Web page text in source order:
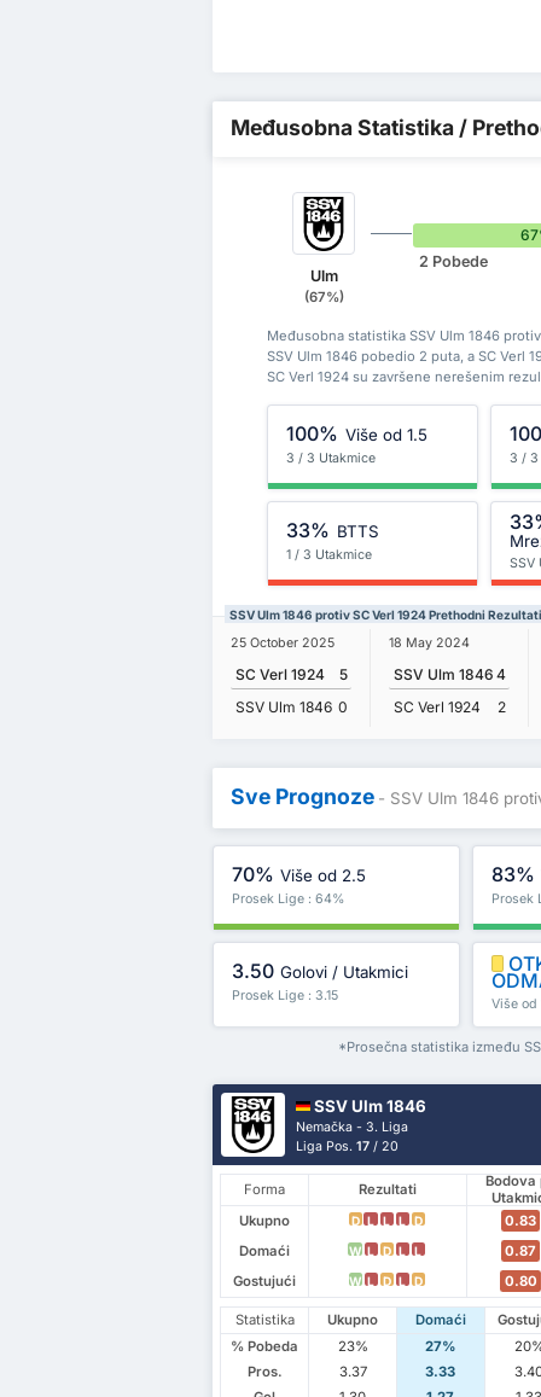
Međusobna Statistika /
Ulm
(67%)
2 Pobede
Međusobna statistika SSV Ulm 1846
SSV Ulm 1846 pobedio 2 puta, a SC Verl
SC Verl 1924 su završene nerešenim
100% Više od 1.5
3 / 3 Utakmice 3 / 3
33% BTTS
1 / 3 Utakmice
SSV
SSV Ulm 1846 protiv SC Verl 1924 Prethodni Rezultati
25 October 2025
SC Verl 1924
5
SSV Ulm 1846 0
18 May 2024
SSV Ulm 1846 4
SC Verl 1924
2
Sve Prognoze - SSV Ulm 1846
70% Više od 2.5
Prosek Lige : 64%
83%
Prosek
3.50 Golovi / Utakmici
Prosek Lige : 3.15
Više od
*Prosečna statistika između
SSV Ulm 1846
Nemačka - 3. Liga
Liga Pos.17 / 20
Forma Rezultati
Bodova
Ukupno
D L L L D
0.83
Domaći
W L D L L
0.87
Gostujući
W L D L D 0.80
Statistika Ukupno Domaći
% Pobeda
23% 27%
Pros.
3.37 3.33